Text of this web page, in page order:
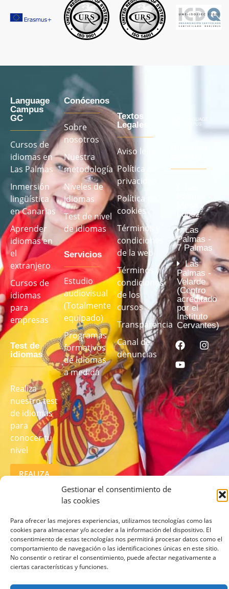
Gestionar el consentimiento de
las cookies
Para ofrecer las mejores experiencias, utilizamos tecnologías como las
cookies para almacenar y/o acceder a la información del dispositivo. El
consentimiento de estas tecnologías nos permitirá procesar datos como el
comportamiento de navegación o las identificaciones únicas en este sitio.
No consentir o retirar el consentimiento, puede afectar negativamente a
ciertas características y funciones.
Language
Campus
GC
Cursos de
idiomas en
Las Palmas
Inmersión
lingüística
en Canarias
Aprender
idiomas en
el
extranjero
Cursos de
idiomas
para
empresas
Test de
idiomas
Realiza
nuestro test
de idiomas
para
conocer tu
nivel
REALIZA
Conócenos
Sobre
nosotros
Nuestra
metodología
Niveles de
idiomas
Test de nivel
de idiomas
Servicios
Estudio
audiovisual
(Totalmente
equipado)
Programas
formativos
de idiomas
a medida
Textos
Legales
Aviso legal
Política de
privacidad
Política de
cookies
Términos y
condiciones
de la web
Términos y
condiciones
de los
cursos
Transparencia
Canal de
denuncias
Mesa y
López
Las
Palmas -
7 Palmas
Las
Palmas -
Velarde
(Centro
acreditado
por el
Instituto
Cervantes)
© 2026 lcampus.co Todos los derechos reservados.